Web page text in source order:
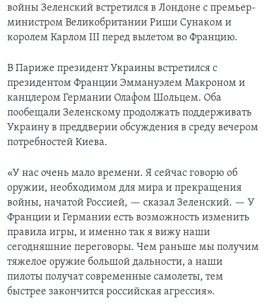
войны Зеленский встретился в Лондоне с премьер-
министром Великобритании Риши Сунаком и
королем Карлом III перед вылетом во Францию.
В Париже президент Украины встретился с
президентом Франции Эммануэлем Макроном и
канцлером Германии Олафом Шольцем. Оба
пообещали Зеленскому продолжать поддерживать
Украину в преддверии обсуждения в среду вечером
потребностей Киева.
«У нас очень мало времени. Я сейчас говорю об
оружии, необходимом для мира и прекращения
войны, начатой Россией, — сказал Зеленский. — У
Франции и Германии есть возможность изменить
правила игры, и именно так я вижу наши
сегодняшние переговоры. Чем раньше мы получим
тяжелое оружие большой дальности, а наши
пилоты получат современные самолеты, тем
быстрее закончится российская агрессия».